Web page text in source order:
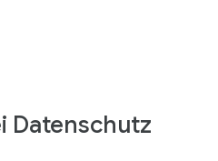
Datenschutz